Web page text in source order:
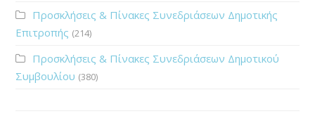
Προσκλήσεις & Πίνακες Συνεδριάσεων Δημοτικής
Επιτροπής (214)
Προσκλήσεις & Πίνακες Συνεδριάσεων Δημοτικού
Συμβουλίου (380)